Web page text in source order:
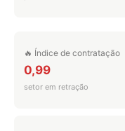
🔥 Índice de contratação
0,99
setor em retração